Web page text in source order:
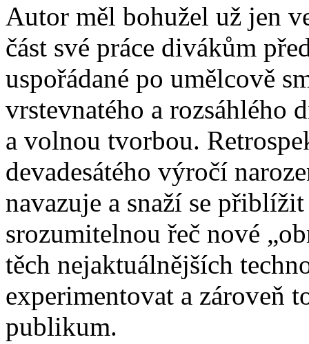
Autor měl bohužel už jen
část své práce divákům
uspořádané po umělcově
vrstevnatého a rozsáhlého
a volnou tvorbou.
devadesátého výročí
navazuje a snaží se
srozumitelnou řeč nové
těch nejaktuálnějších
experimentovat a zároveň
publikum.